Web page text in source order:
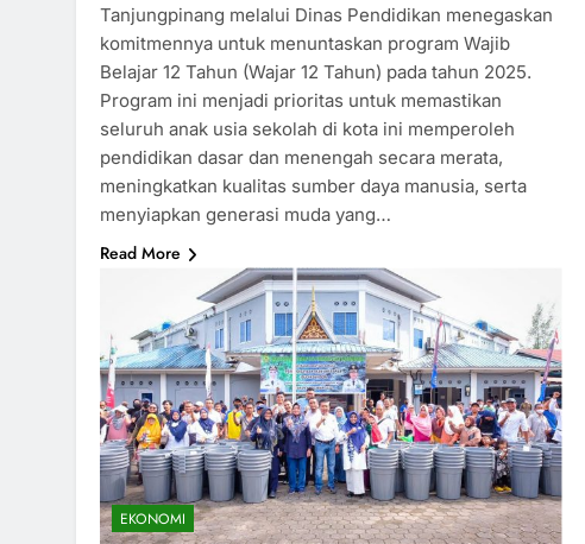
Tanjungpinang melalui Dinas Pendidikan menegaskan
komitmennya untuk menuntaskan program Wajib
Belajar 12 Tahun (Wajar 12 Tahun) pada tahun 2025.
Program ini menjadi prioritas untuk memastikan
seluruh anak usia sekolah di kota ini memperoleh
pendidikan dasar dan menengah secara merata,
meningkatkan kualitas sumber daya manusia, serta
menyiapkan generasi muda yang…
Read More
EKONOMI